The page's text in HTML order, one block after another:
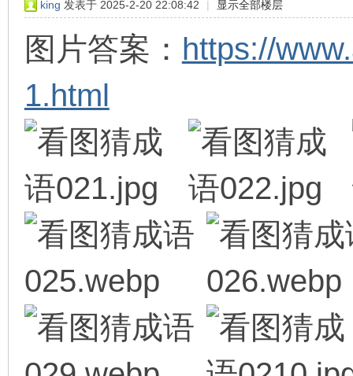
king 发表于 2025-2-20 22:08:42 | 显示全部楼层
图片答案： https://
1.html